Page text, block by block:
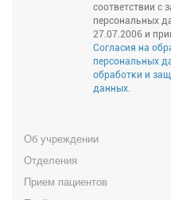
Об учреждении
Отделения
Прием пациентов
соответствии
персональных
27.07.2006 и
Согласия на
персональных
обработки и
данных.